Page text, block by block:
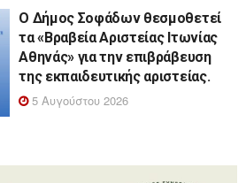
Ο Δήμος Σοφάδων θεσμοθετεί
τα «Βραβεία Αριστείας Ιτωνίας
Αθηνάς» για την επιβράβευση
της εκπαιδευτικής αριστείας.
5 Αυγούστου 2026